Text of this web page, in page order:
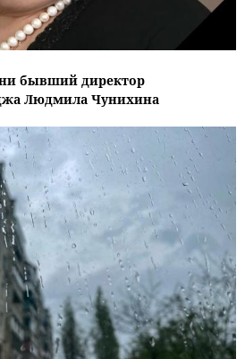
бывший директор
Людмила Чунихина